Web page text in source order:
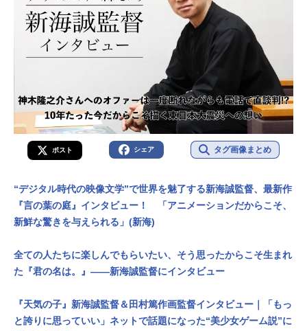
ポスト シェア タグ画像まとめ
“デジタル時代の映像文学”で世界を魅了する新海誠監督、最新作
『言の葉の庭』インタビュー！ 「アニメーションだからこそ、
新鮮な驚きを与えられる」(新海)
全ての人たちに楽しんでもらいたい、そう思ったからこそ生まれ
た『君の名は。』――新海誠監督にインタビュー
『天気の子』新海誠監督＆田村篤作画監督インタビュー｜「もっ
と誇りに思っていい」ネットで話題になった“美少女ゲーム説”に